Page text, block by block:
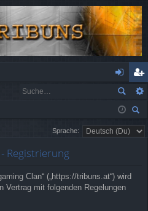
n
m
el
n
eg
ist
rie
he
Sprache:
Registrierung
Clan“ („https://tribuns.at“) wird
Vertrag mit folgenden Regelungen